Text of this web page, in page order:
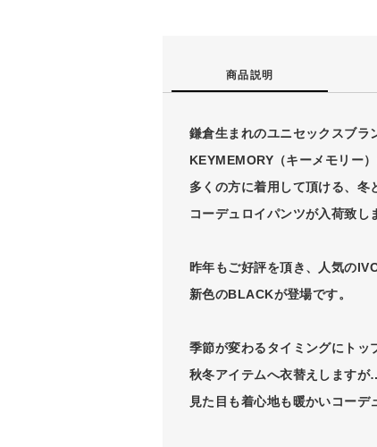
商品説明
鎌倉生まれのユニセックスブラ
KEYMEMORY（キーメモリー
多くの方に着用して頂ける、冬
コーデュロイパンツが入荷致し
昨年もご好評を頂き、人気の
新色のBLACKが登場です。
季節が変わるタイミングにトッ
秋冬アイテムへ衣替えします
見た目も着心地も暖かいコーデ